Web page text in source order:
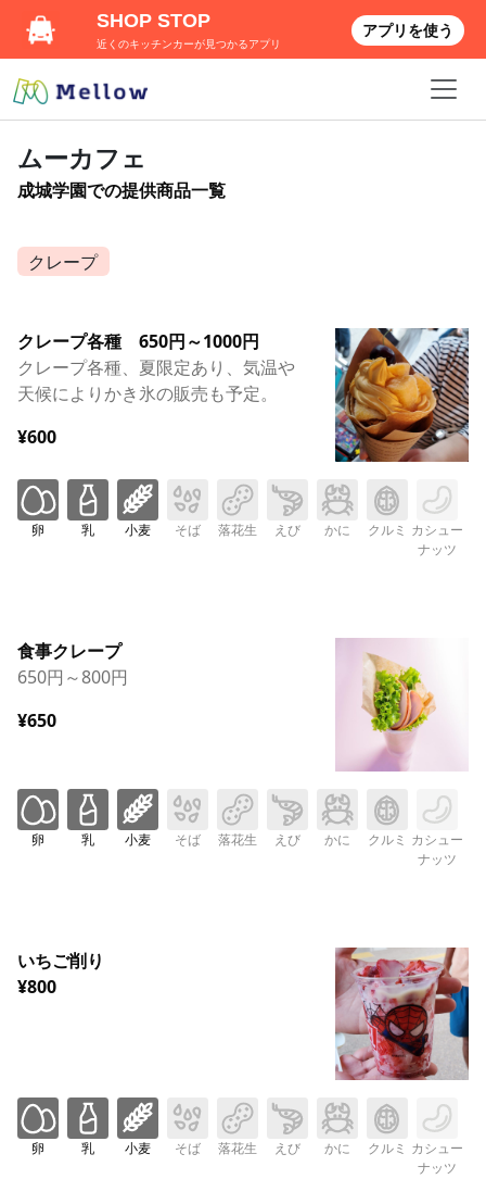
ムーカフェ
成城学園での提供商品一覧
クレープ
クレープ各種 650円～1000円
クレープ各種、夏限定あり、気温や
天候によりかき氷の販売も予定。
¥600
卵 乳 小麦 そば 落花生 えび かに クルミ カシュー
ナッツ
食事クレープ
650円～800円
¥650
卵 乳 小麦 そば 落花生 えび かに クルミ カシュー
ナッツ
いちご削り
¥800
卵 乳 小麦 そば 落花生 えび かに クルミ カシュー
ナッツ
SHOP STOP
近くのキッチンカーが見つかるアプリ
アプリを使う